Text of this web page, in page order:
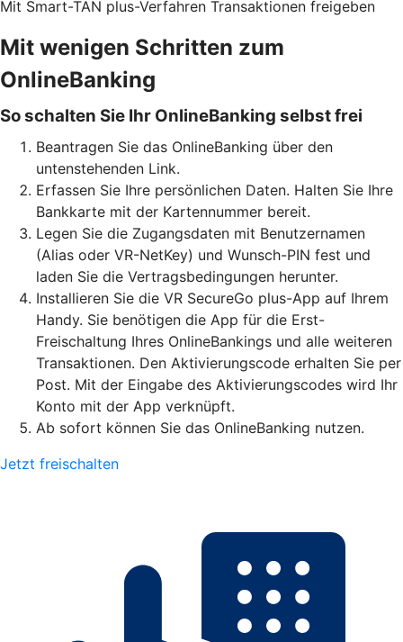
Mit Smart-TAN plus-Verfahren Transaktionen freigeben
Mit wenigen Schritten zum
OnlineBanking
So schalten Sie Ihr OnlineBanking selbst frei
Beantragen Sie das OnlineBanking über den
untenstehenden Link.
Erfassen Sie Ihre persönlichen Daten. Halten Sie Ihre
Bankkarte mit der Kartennummer bereit.
Legen Sie die Zugangsdaten mit Benutzernamen
(Alias oder VR-NetKey) und Wunsch-PIN fest und
laden Sie die Vertragsbedingungen herunter.
Installieren Sie die VR SecureGo plus-App auf Ihrem
Handy. Sie benötigen die App für die Erst-
Freischaltung Ihres OnlineBankings und alle weiteren
Transaktionen. Den Aktivierungscode erhalten Sie per
Post. Mit der Eingabe des Aktivierungscodes wird Ihr
Konto mit der App verknüpft.
Ab sofort können Sie das OnlineBanking nutzen.
Jetzt freischalten